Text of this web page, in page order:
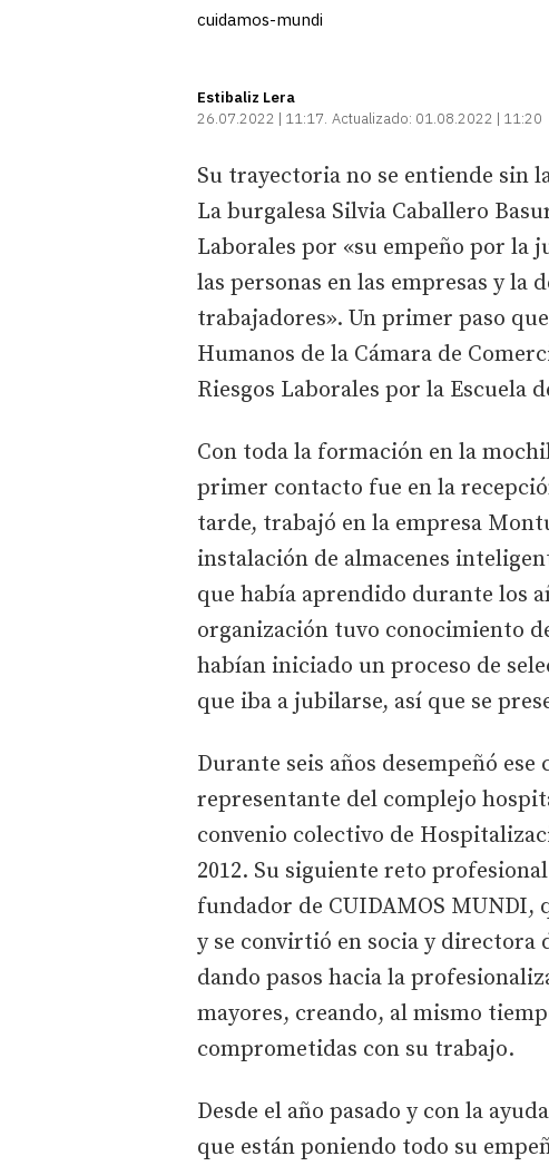
cuidamos-mundi
Estibaliz Lera
26.07.2022 | 11:17 Actualizado: 01.08.2022 | 11:20
Su trayectoria no se entiende sin
La burgalesa Silvia Caballero
Laborales por «su empeño por la
las personas en las empresas y la
trabajadores». Un primer paso
Humanos de la Cámara de
Riesgos Laborales por la Escuela
Con toda la formación en la
primer contacto fue en la
tarde, trabajó en la empresa
instalación de almacenes
que había aprendido durante los
organización tuvo conocimiento
habían iniciado un proceso de
que iba a jubilarse, así que se
Durante seis años desempeñó
representante del complejo
convenio colectivo de
2012. Su siguiente reto
fundador de CUIDAMOS MUNDI,
y se convirtió en socia y directora
dando pasos hacia la
mayores, creando, al mismo
comprometidas con su trabajo.
Desde el año pasado y con la
que están poniendo todo su